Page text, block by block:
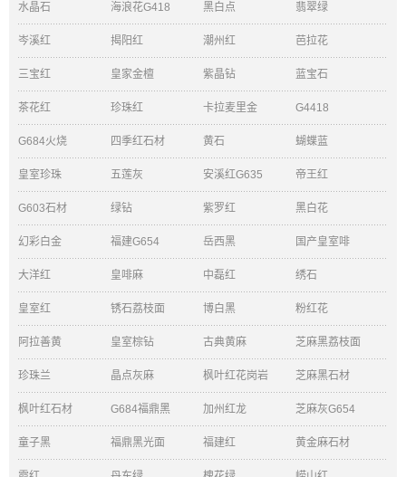
水晶石 海浪花G418 黑白点 翡翠绿
岑溪红 揭阳红 潮州红 芭拉花
三宝红 皇家金檀 紫晶钻 蓝宝石
茶花红 珍珠红 卡拉麦里金 G4418
G684火烧 四季红石材 黄石 蝴蝶蓝
皇室珍珠 五莲灰 安溪红G635 帝王红
G603石材 绿钻 紫罗红 黑白花
幻彩白金 福建G654 岳西黑 国产皇室啡
大洋红 皇啡麻 中磊红 绣石
皇室红 锈石荔枝面 博白黑 粉红花
阿拉善黄 皇室棕钻 古典黄麻 芝麻黑荔枝面
珍珠兰 晶点灰麻 枫叶红花岗岩 芝麻黑石材
枫叶红石材 G684福鼎黑 加州红龙 芝麻灰G654
童子黑 福鼎黑光面 福建红 黄金麻石材